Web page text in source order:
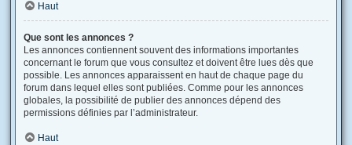
Haut
Que sont les annonces ?
Les annonces contiennent souvent des informations importantes
concernant le forum que vous consultez et doivent être lues dès que
possible. Les annonces apparaissent en haut de chaque page du
forum dans lequel elles sont publiées. Comme pour les annonces
globales, la possibilité de publier des annonces dépend des
permissions définies par l’administrateur.
Haut